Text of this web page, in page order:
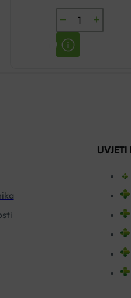
DIETPHARM
MAGNEZIJ
NOĆ
UVJETI